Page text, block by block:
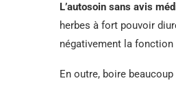
L’autosoin sans avis
herbes à fort pouvoir
négativement la
En outre, boire